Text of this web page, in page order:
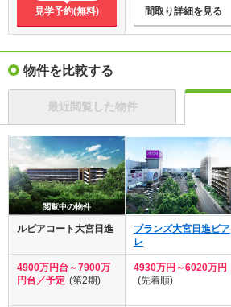
見学予約(無料)
間取り詳細を見る
物件を比較する
最近閲覧した物件
閲覧中の物件
ルピアコート大宮日進
4900万円台～7900万
円台／予定 (第2期)
ブランズ大宮日進ビア
レ
4930万円～6020万円
(先着順)